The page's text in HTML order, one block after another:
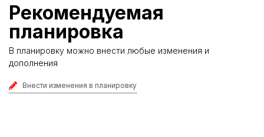
Рекомендуемая
планировка
В планировку можно внести любые изменения и
дополнения
Внести изменения в планировку